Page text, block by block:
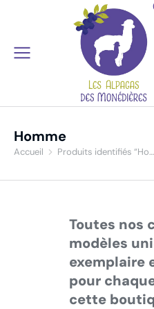
Homme
Vous êtes ici :
Accueil Produits identifiés “Ho…
Toutes nos
modèles
exemplaire
pour
cette